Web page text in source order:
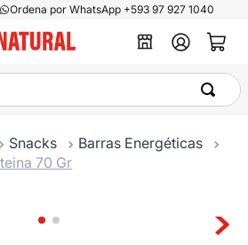
Ordena por WhatsApp +593 97 927 1040
Snacks
Barras Energéticas
70 Gr